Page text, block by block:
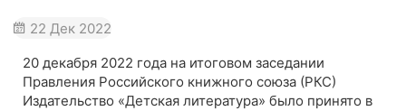
22 Дек 2022
20 декабря 2022 года на итоговом заседании
Правления Российского книжного союза (РКС)
Издательство «Детская литература» было принято в